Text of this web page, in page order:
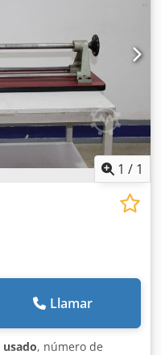
1 / 1
Llamar
usado, número de